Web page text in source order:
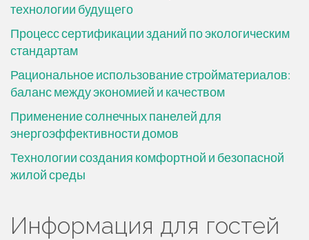
технологии будущего
Процесс сертификации зданий по экологическим
стандартам
Рациональное использование стройматериалов:
баланс между экономией и качеством
Применение солнечных панелей для
энергоэффективности домов
Технологии создания комфортной и безопасной
жилой среды
Информация для гостей